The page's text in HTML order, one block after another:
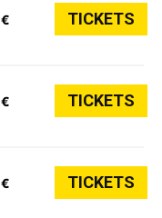
TICKETS
TICKETS
TICKETS